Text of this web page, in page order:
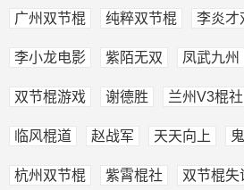
广州双节棍 纯粹双节棍 李炎才
李小龙电影 紫陌无双 凤武九州
双节棍游戏 谢德胜 兰州V3棍社
临风棍道 赵战军 天天向上
杭州双节棍 紫霄棍社 双节棍失